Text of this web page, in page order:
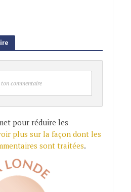
commentaire
pour réduire les
plus sur la façon dont les
sont traitées.